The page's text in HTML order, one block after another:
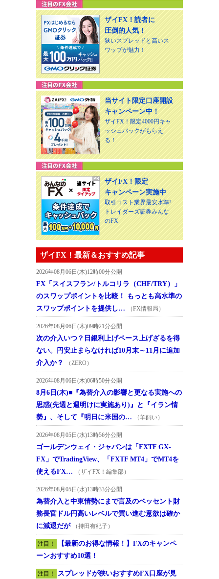
ザイFX！読者に
圧倒的人気！
狭いスプレッドと高いス
ワップが魅力！
当サイト限定口座開設
キャンペーン中！
ザイFX！限定4000円キャ
ッシュバックがもらえ
る！
ザイFX！限定
キャンペーン実施中
取引コスト業界最安水準!
トレイダーズ証券みんな
のFX
ザイFX！最新＆おすすめ記事
2026年08月06日(木)12時00分公開
FX「スイスフラン/トルコリラ（CHF/TRY）」
のスワップポイントを比較！ もっとも高水準の
スワップポイントを提供し…
（FX情報局）
2026年08月06日(木)09時21分公開
次の介入いつ？日銀利上げペース上げざるを得
ない。円安止まらなければ10月末～11月に追加
介入か？
（ZERO）
2026年08月06日(木)06時50分公開
8月6日(木)■『為替介入の影響と更なる実施への
思惑(先週と週明けに実施あり)』と『イラン情
勢』、そして『明日に米国の…
（羊飼い）
2026年08月05日(水)13時56分公開
ゴールデンウェイ・ジャパンは「FXTF GX-
FX」でTradingView、「FXTF MT4」でMT4を
使えるFX…
（ザイFX！編集部）
2026年08月05日(水)13時33分公開
為替介入と中東情勢にまで言及のベッセント財
務長官ドル円高いレベルで買い進む意欲は確か
に減退だが
（持田有紀子）
注目！
【最新のお得な情報！】FXのキャンペ
ーンおすすめ10選！
注目！
スプレッドが狭いおすすめFX口座が見